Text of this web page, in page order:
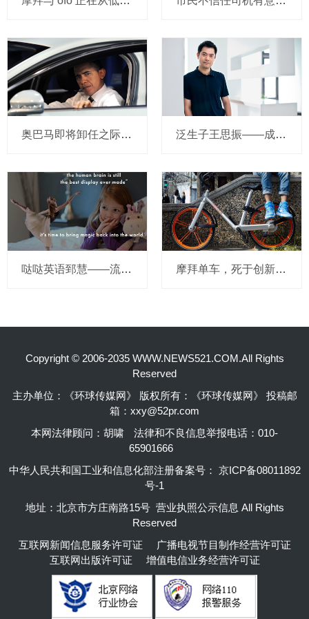
奥巴马即将卸任之际，要让无人驾驶汽车合法化？ 泛生子王思振——成立两年，融资数亿，基因检测如何帮助人类战胜癌症？
哒哒英语郅慧——流量这杯毒酒，你还喝吗？ 摩拜单车，死于创新的一百万种方式
Copyright © 2006-2035 WWW.NEWS521.COM.All Rights
Reserved
主办单位：《环球传媒网》 版权所有：《环球传媒网》 投稿邮
箱：xxy@52pr.com
本网法律顾问：胡啸
法律和不良信息举报电话：010-
65901666
中华人民共和国工业和信息化部注册备案号： 京ICP备08011892
号-1
地址：北京市方庄南路15号 营业执照公示信息 All Rights
Reserved
互联网新闻信息服务许可证
广播电视节目制作经营许可证
互联网出版许可证
增值电信业务经营许可证